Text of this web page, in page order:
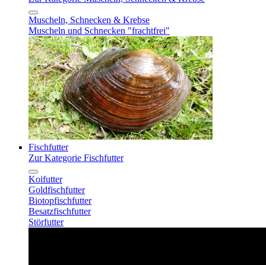
Muscheln, Schnecken & Krebse
Muscheln und Schnecken "frachtfrei"
Fischfutter
Zur Kategorie Fischfutter
Koifutter
Goldfischfutter
Biotopfischfutter
Besatzfischfutter
Störfutter